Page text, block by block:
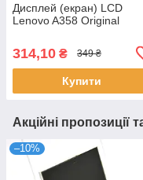
Дисплей (екран) LCD
Lenovo A358 Original
314,10 ₴ 349 ₴
Купити
Акційні пропозиції
–10%